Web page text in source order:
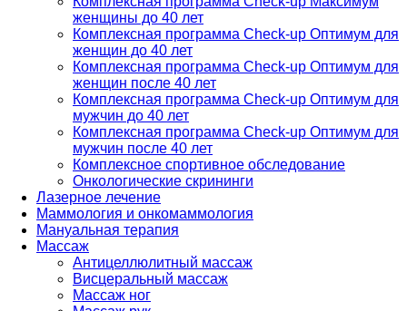
женщины до 40 лет
Комплексная программа Check-up Оптимум для
женщин до 40 лет
Комплексная программа Check-up Оптимум для
женщин после 40 лет
Комплексная программа Check-up Оптимум для
мужчин до 40 лет
Комплексная программа Check-up Оптимум для
мужчин после 40 лет
Комплексное спортивное обследование
Онкологические скрининги
Лазерное лечение
Маммология и онкомаммология
Мануальная терапия
Массаж
Антицеллюлитный массаж
Висцеральный массаж
Массаж ног